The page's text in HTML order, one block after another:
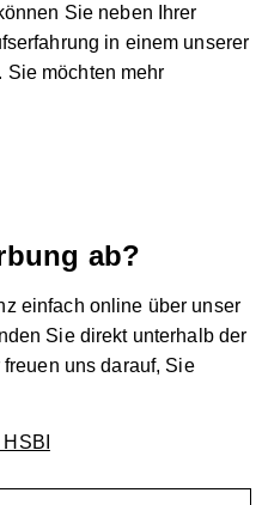
Sie neben Ihrer
in einem unserer
Sie möchten mehr
ab?
einfach online über unser
Sie direkt unterhalb der
uns darauf, Sie